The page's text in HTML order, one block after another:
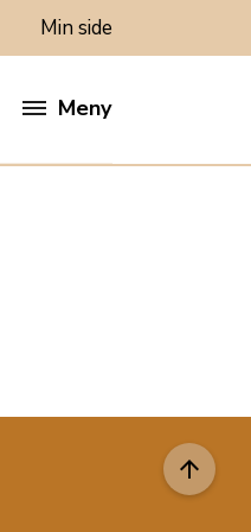
Min side
Meny
arrow_upward